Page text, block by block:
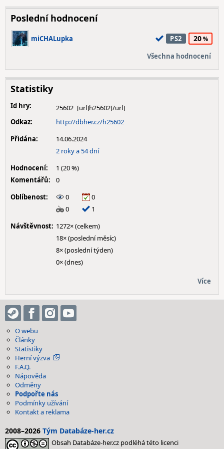
Poslední hodnocení
miCHALupka PS2 20
Všechna hodnocení
Statistiky
Id hry:
25602
Odkaz:
http://dbher.cz/h25602
Přidána:
14.06.2024
2 roky a 54 dní
Hodnocení:
1 (20 %)
Komentářů:
0
Oblíbenost:
0
0
0
1
Návštěvnost: 1272× (celkem)
18× (poslední měsíc)
8× (poslední týden)
0× (dnes)
Více
O webu
Články
Statistiky
Herní výzva
F.A.Q.
Nápověda
Odměny
Podpořte nás
Podmínky užívání
Kontakt a reklama
2008–2026 Tým Databáze-her.cz
Obsah Databáze-her.cz podléhá této licenci